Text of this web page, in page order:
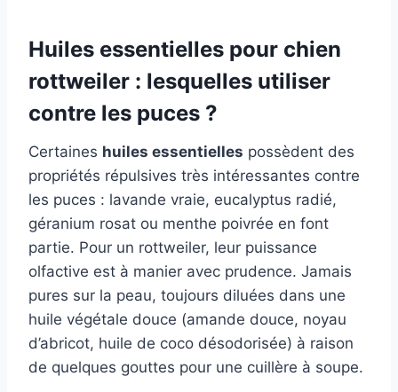
Huiles essentielles pour chien
rottweiler : lesquelles utiliser
contre les puces ?
Certaines huiles essentielles possèdent des
propriétés répulsives très intéressantes contre
les puces : lavande vraie, eucalyptus radié,
géranium rosat ou menthe poivrée en font
partie. Pour un rottweiler, leur puissance
olfactive est à manier avec prudence. Jamais
pures sur la peau, toujours diluées dans une
huile végétale douce (amande douce, noyau
d’abricot, huile de coco désodorisée) à raison
de quelques gouttes pour une cuillère à soupe.